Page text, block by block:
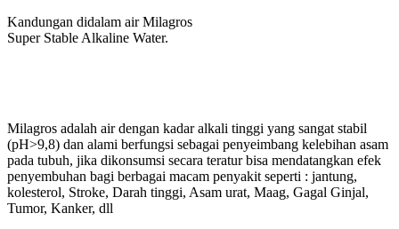
Kandungan didalam air Milagros
Super Stable Alkaline Water.
Milagros adalah air dengan kadar alkali tinggi yang sangat stabil
(pH>9,8) dan alami berfungsi sebagai penyeimbang kelebihan asam
pada tubuh, jika dikonsumsi secara teratur bisa mendatangkan efek
penyembuhan bagi berbagai macam penyakit seperti : jantung,
kolesterol, Stroke, Darah tinggi, Asam urat, Maag, Gagal Ginjal,
Tumor, Kanker, dll